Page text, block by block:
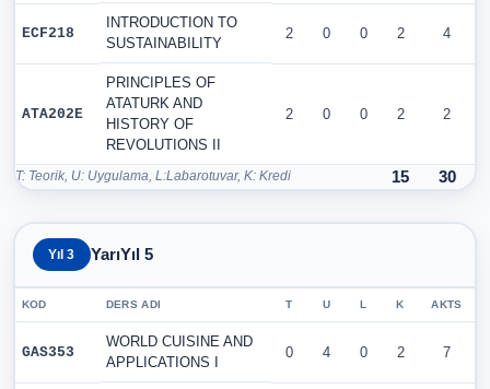
ECF218
INTRODUCTION TO
SUSTAINABILITY
2 0 0 2 4
ATA202E
PRINCIPLES OF
ATATURK AND
HISTORY OF
REVOLUTIONS II
2 0 0 2 2
T: Teorik, U: Uygulama, L:Labarotuvar, K: Kredi 15 30
Yıl 3 YarıYıl 5
KOD DERS ADI T U L K AKTS
GAS353
WORLD CUISINE AND
APPLICATIONS I
0 4 0 2 7